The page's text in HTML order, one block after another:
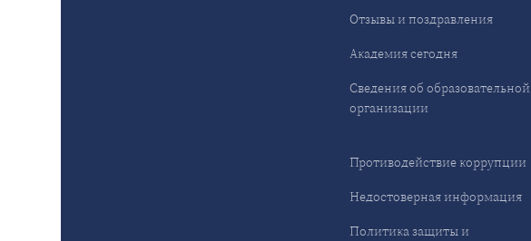
Отзывы и поздравления
Академия сегодня
Сведения об образовательной
организации
Противодействие коррупции
Недостоверная информация
Политика защиты и